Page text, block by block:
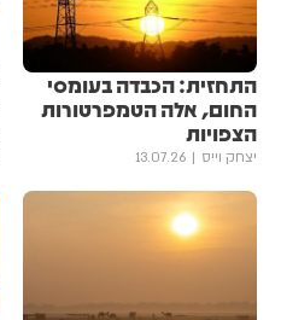
התחזית: הכבדה בעומסי
החום, אלה הטמפרטורות
הצפויות
יצחק וייס 13.07.26